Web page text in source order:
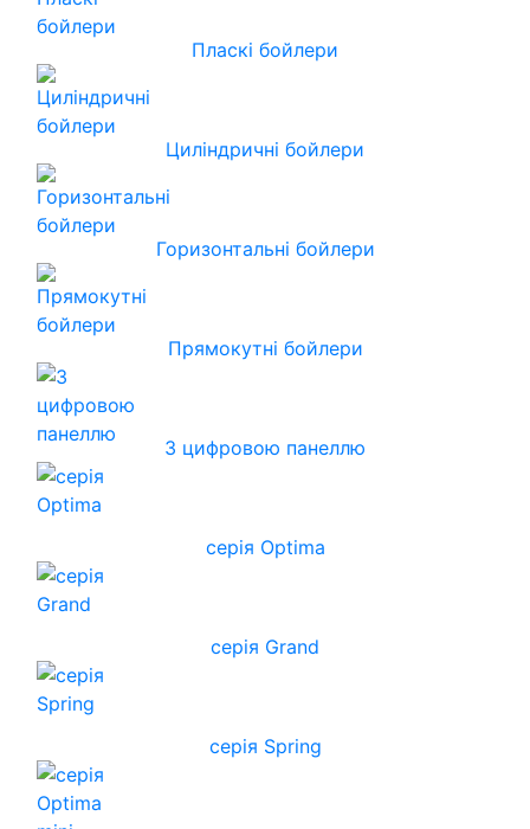
Пласкі бойлери
Циліндричні бойлери
Горизонтальні бойлери
Прямокутні бойлери
З цифровою панеллю
серія Optima
серія Grand
серія Spring